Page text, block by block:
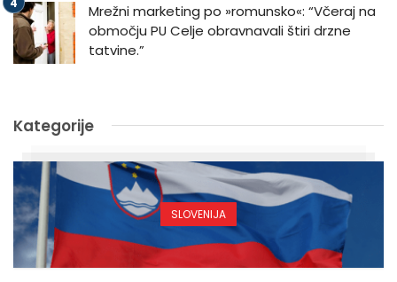
Mrežni marketing po »romunsko«: “Včeraj na
območju PU Celje obravnavali štiri drzne
tatvine.”
Kategorije
SLOVENIJA